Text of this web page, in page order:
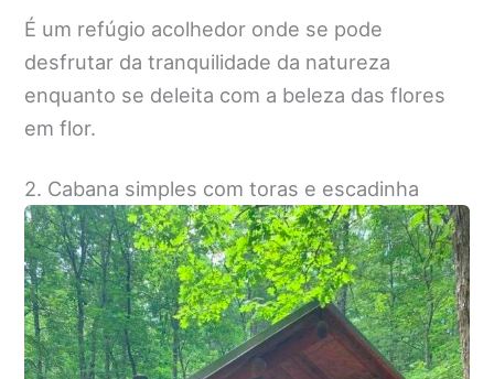
É um refúgio acolhedor onde se pode
desfrutar da tranquilidade da natureza
enquanto se deleita com a beleza das flores
em flor.
2. Cabana simples com toras e escadinha